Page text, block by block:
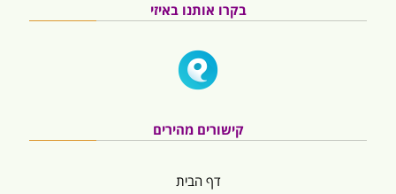
בקרו אותנו באיזי
קישורים מהירים
דף הבית